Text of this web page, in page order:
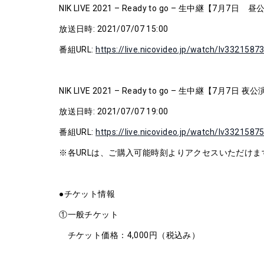
NIK LIVE 2021 – Ready to go – 生中継【7月7日 昼公
放送日時: 2021/07/07 15:00
番組URL: https://live.nicovideo.jp/watch/
NIK LIVE 2021 – Ready to go – 生中継【7月7日 夜公演
放送日時: 2021/07/07 19:00
番組URL: https://live.nicovideo.jp/watch/
※各URLは、ご購入可能時刻よりアクセスいただけま
●チケット情報
①一般チケット
チケット価格：4,000円（税込み）